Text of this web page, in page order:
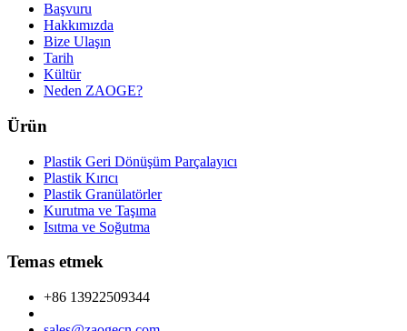
Başvuru
Hakkımızda
Bize Ulaşın
Tarih
Kültür
Neden ZAOGE?
Ürün
Plastik Geri Dönüşüm Parçalayıcı
Plastik Kırıcı
Plastik Granülatörler
Kurutma ve Taşıma
Isıtma ve Soğutma
Temas etmek
+86 13922509344